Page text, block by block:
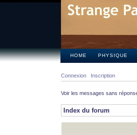
HOME PHYSIQUE
Connexion Inscription
Voir les messages sans
Index du forum